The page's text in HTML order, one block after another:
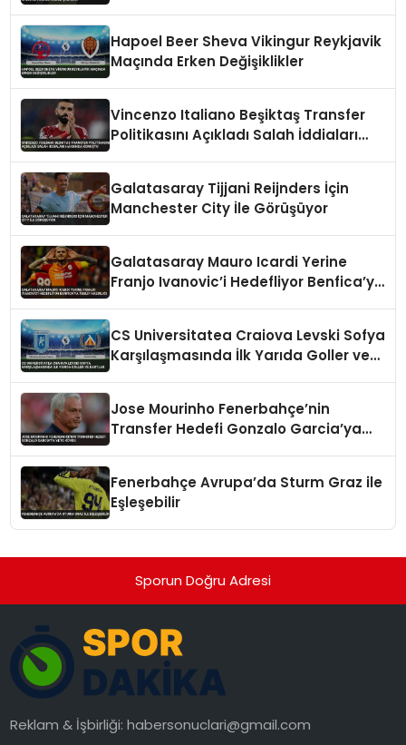
Hapoel Beer Sheva Vikingur Reykjavik
Maçında Erken Değişiklikler
Vincenzo Italiano Beşiktaş Transfer
Politikasını Açıkladı Salah İddiaları
Galatasaray Tijjani Reijnders İçin
Manchester City İle Görüşüyor
Galatasaray Mauro Icardi Yerine
Franjo Ivanovic’i Hedefliyor Benfica’ya
CS Universitatea Craiova Levski Sofya
Karşılaşmasında İlk Yarıda Goller ve
Jose Mourinho Fenerbahçe’nin
Transfer Hedefi Gonzalo Garcia’ya
Fenerbahçe Avrupa’da Sturm Graz ile
Eşleşebilir
Sporun Doğru Adresi
Reklam & İşbirliği:habersonuclari@gmail.com